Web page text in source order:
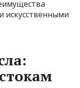
искусственными